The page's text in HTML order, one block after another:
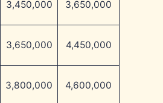
3,450,000 3,650,000
3,650,000 4,450,000
3,800,000 4,600,000